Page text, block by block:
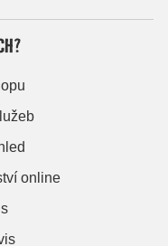
online